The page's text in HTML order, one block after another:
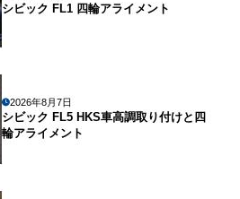
シビック FL1 四輪アライメント
2026年8月7日
シビック FL5 HKS車高調取り付けと四
輪アライメント